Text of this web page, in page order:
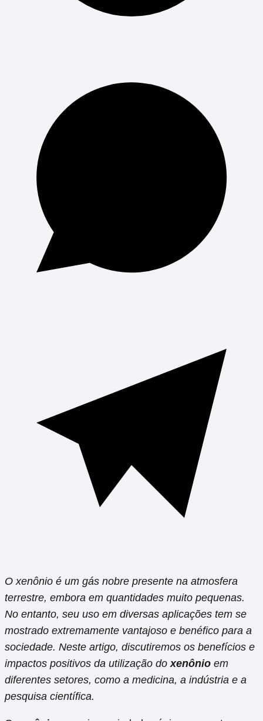
O xenônio é um gás nobre presente na atmosfera
terrestre, embora em quantidades muito pequenas.
No entanto, seu uso em diversas aplicações tem se
mostrado extremamente vantajoso e benéfico para a
sociedade. Neste artigo, discutiremos os benefícios e
impactos positivos da utilização do xenônio em
diferentes setores, como a medicina, a indústria e a
pesquisa científica.